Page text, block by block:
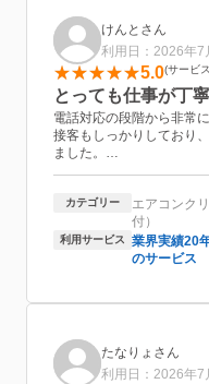
お願いしたいと思える業
けんとさん
利用日：2026年7
5.0 サービス
とっても仕事が丁
電話対応の段階から非常に
接客もしっかりしており
ました。
た。
お風呂の排水溝までサー
いしたいです。
カテゴリー
エアコンク
付）
利用サービス
業界実績20
のサービス
たなりょさん
利用日：2026年7